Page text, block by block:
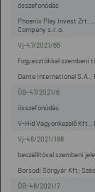
Phoenix Play Invest Zrt.
Company s.r.o.
összefonódás
Vj-47/2021/65
Dante International S.A.,
fogyasztókkal szembeni
ÖB-47/2021/6
V-Híd Vagyonkezelő Kft.,
összefonódás
Vj-48/2021/188
Borsodi Sörgyár Kft;
beszállítóval szembeni
ÖB-48/2021/7